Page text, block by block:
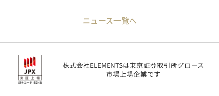
ニュース一覧へ
株式会社ELEMENTSは東京証券取引所グロース
市場上場企業です